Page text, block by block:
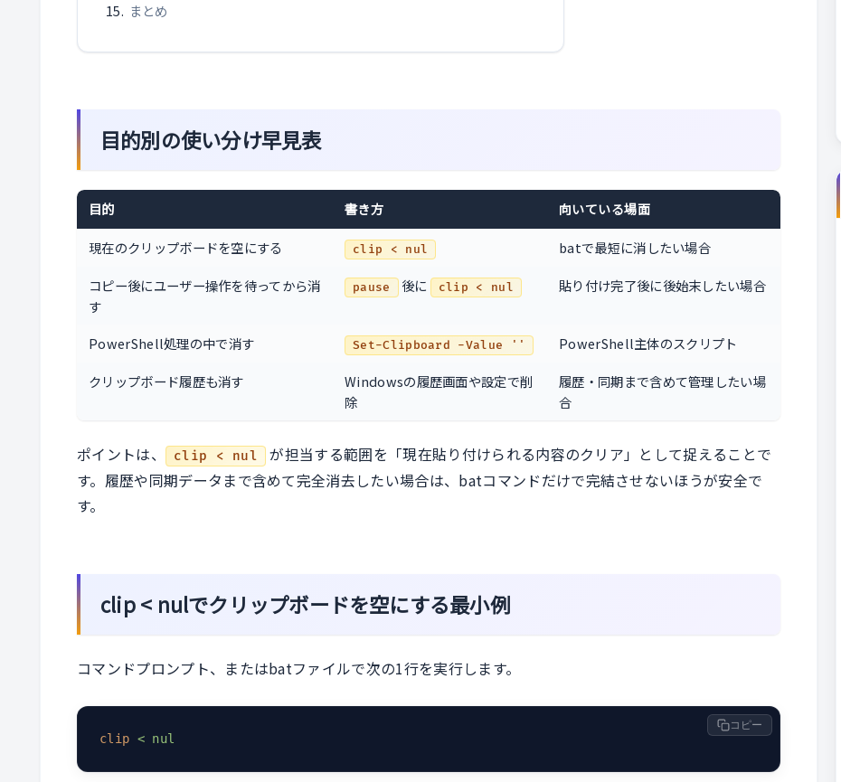
まとめ
目的別の使い分け早見表
目的 書き方 向いている場面
現在のクリップボードを空にする clip < nul
batで最短に消したい場合
コピー後にユーザー操作を待ってから消
す
pause 後に clip < nul 貼り付け完了後に後始末したい場合
PowerShell処理の中で消す Set-Clipboard -Value ''
PowerShell主体のスクリプト
クリップボード履歴も消す
Windowsの履歴画面や設定で削
除
履歴・同期まで含めて管理したい場
合
ポイントは、 clip < nul
が担当する範囲を「現在貼り付けられる内容のクリア」として捉えることで
す。履歴や同期データまで含めて完全消去したい場合は、batコマンドだけで完結させないほうが安全で
す。
clip < nulでクリップボードを空にする最小例
コマンドプロンプト、またはbatファイルで次の1行を実行します。
clip < nul
コピー